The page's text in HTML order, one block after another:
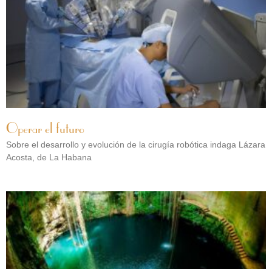
Operar el futuro
Sobre el desarrollo y evolución de la cirugía robótica indaga Lázara
Acosta, de La Habana